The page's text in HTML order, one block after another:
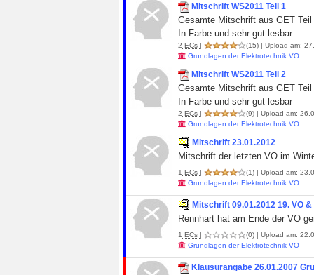
Mitschrift WS2011 Teil 1
Gesamte Mitschrift aus GET
In Farbe und sehr gut lesbar
2 ECs | (15) | Upload am:
Grundlagen der Elektrotechnik VO
Mitschrift WS2011 Teil 2
Gesamte Mitschrift aus GET Teil
In Farbe und sehr gut lesbar
2 ECs | (9) | Upload am:
Grundlagen der Elektrotechnik VO
Mitschrift 23.01.2012
Mitschrift der letzten VO im
1 ECs | (1) | Upload am:
Grundlagen der Elektrotechnik VO
Mitschrift 09.01.2012 19. VO &
Rennhart hat am Ende der VO
1 ECs | (0) | Upload am:
Grundlagen der Elektrotechnik VO
Klausurangabe 26.01.2007